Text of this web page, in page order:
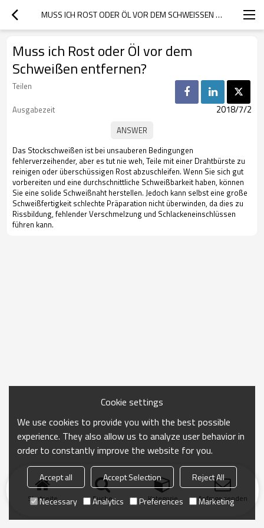
MUSS ICH ROST ODER ÖL VOR DEM SCHWEISSEN ENTFERNEN?
Muss ich Rost oder Öl vor dem
Schweißen entfernen?
Teilen
Ausgabezeit
2018/7/2
Das Stockschweißen ist bei unsauberen Bedingungen
fehlerverzeihender, aber es tut nie weh, Teile mit einer Drahtbürste zu
reinigen oder überschüssigen Rost abzuschleifen. Wenn Sie sich gut
vorbereiten und eine durchschnittliche Schweißbarkeit haben, können
Sie eine solide Schweißnaht herstellen. Jedoch kann selbst eine große
Schweißfertigkeit schlechte Präparation nicht überwinden, da dies zu
Rissbildung, fehlender Verschmelzung und Schlackeneinschlüssen
führen kann.
Startseite Suche Kategorie Anfrage senden
Cookie settings
We use cookies to provide you with the best possible
experience. They also allow us to analyze user behavior in
order to constantly improve the website for you.
Accept all Accept Selection
Reject All
Necessary
Analytics Preferences Marketing